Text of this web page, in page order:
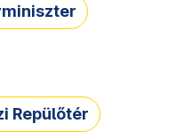
Repülőtér